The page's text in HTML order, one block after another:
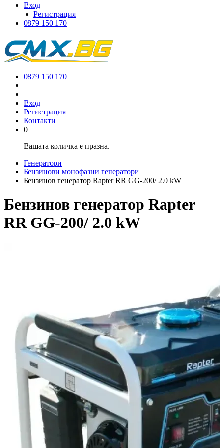
Вход
Регистрация
0879 150 170
0879 150 170
Вход
Регистрация
Контакти
0
Вашата количка е празна.
Генератори
Бензинови монофазни генератори
Бензинов генератор Rapter RR GG-200/ 2.0 kW
Бензинов генератор Rapter
RR GG-200/ 2.0 kW